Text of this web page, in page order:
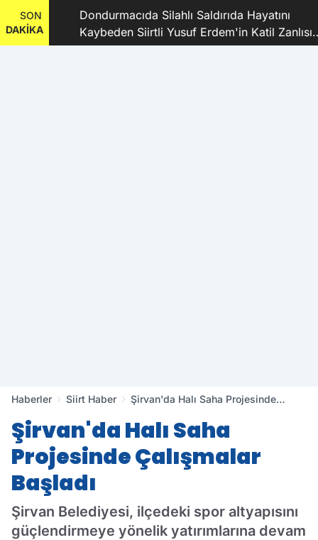
SON
DAKİKA
Dondurmacıda Silahlı Saldırıda Hayatını
Kaybeden Siirtli Yusuf Erdem'in Katil Zanlısı
ve 9 Şüpheli Tutuklandı
Haberler Siirt Haber
Şirvan'da Halı Saha Projesinde
Şirvan'da Halı Saha
Projesinde Çalışmalar
Başladı
Şirvan Belediyesi, ilçedeki spor altyapısını
güçlendirmeye yönelik yatırımlarına devam